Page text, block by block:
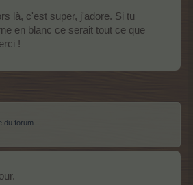
là, c'est super, j'adore. Si tu
en blanc ce serait tout ce que
!
du forum